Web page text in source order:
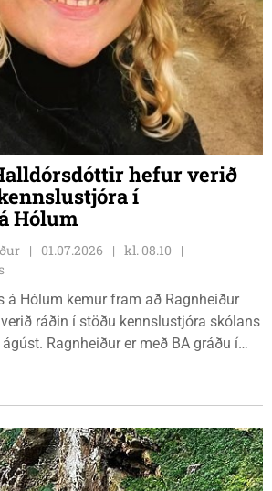
hefur verið
í
Hólum
01.07.2026
kl. 08.10
á Hólum kemur fram að Ragnheiður
ráðin í stöðu kennslustjóra skólans
Ragnheiður er með BA gráðu í
diplómu í ferðamálafræði frá
frá Háskólanum á Bifröst og
í menntunarfræðum frá